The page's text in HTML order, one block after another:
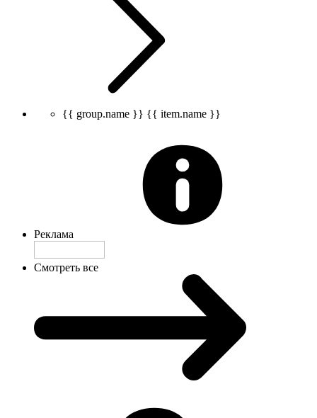
{{ group.name }} {{ item.name }}
Реклама
Смотреть все